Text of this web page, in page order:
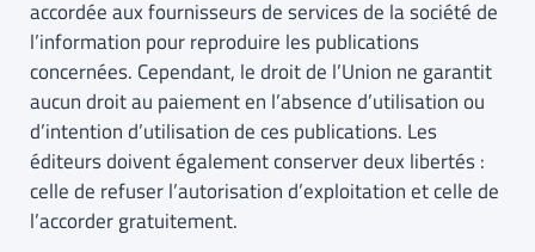
accordée aux fournisseurs de services de la société de
l’information pour reproduire les publications
concernées. Cependant, le droit de l’Union ne garantit
aucun droit au paiement en l’absence d’utilisation ou
d’intention d’utilisation de ces publications. Les
éditeurs doivent également conserver deux libertés :
celle de refuser l’autorisation d’exploitation et celle de
l’accorder gratuitement.